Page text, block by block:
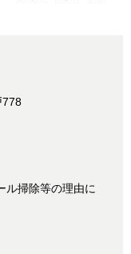
778
ル掃除等の理由に